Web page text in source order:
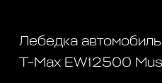
Лебедка
T-Max EW12500